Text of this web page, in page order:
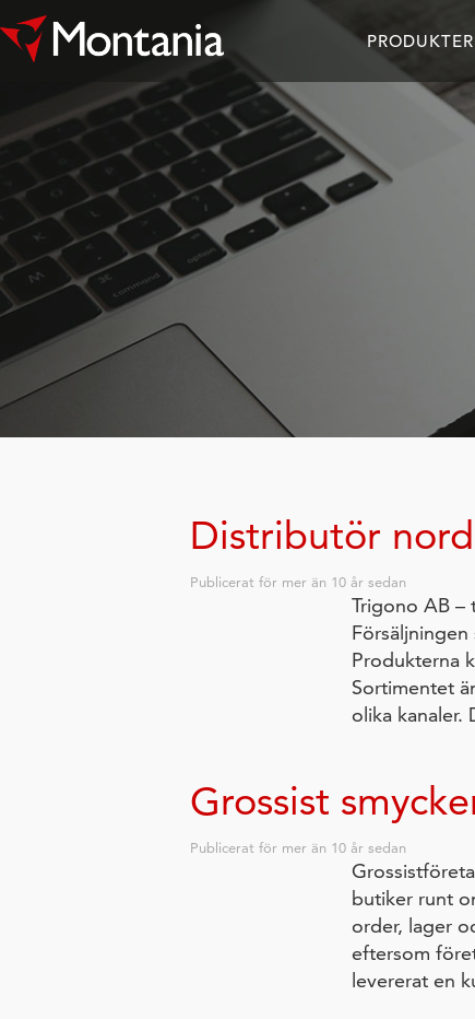
Distributör
Publicerat för mer än 10 år sedan
Trigono AB –
Produkterna
Sortimentet
olika
Grossist
Publicerat för mer än 10 år sedan
butiker runt
order, lager
eftersom
levererat en